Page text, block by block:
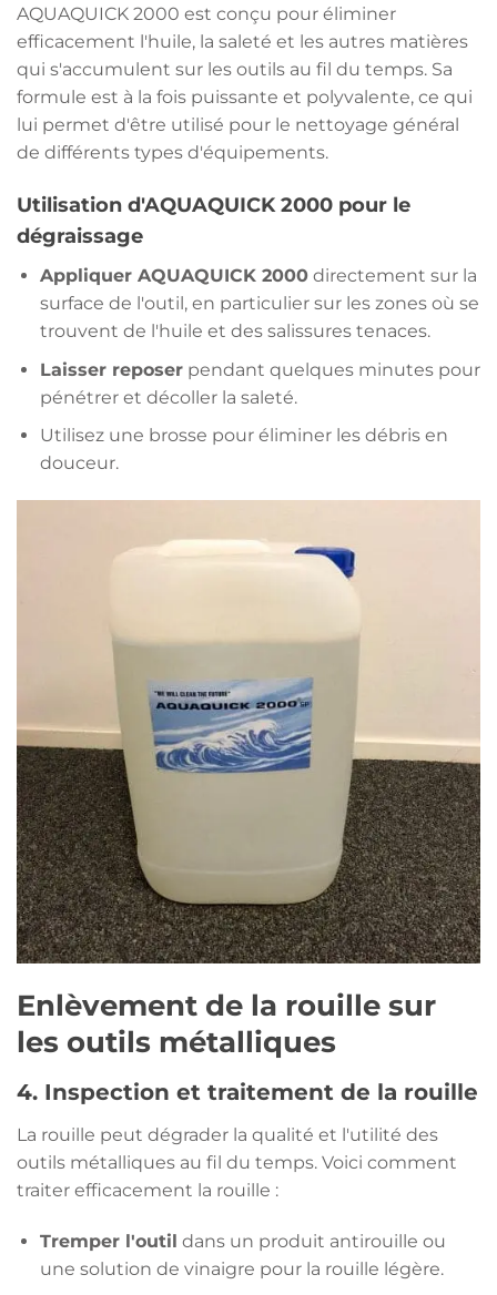
AQUAQUICK 2000 est conçu pour éliminer
efficacement l'huile, la saleté et les autres matières
qui s'accumulent sur les outils au fil du temps. Sa
formule est à la fois puissante et polyvalente, ce qui
lui permet d'être utilisé pour le nettoyage général
de différents types d'équipements.
Utilisation d'AQUAQUICK 2000 pour le
dégraissage
Appliquer AQUAQUICK 2000directement sur la
surface de l'outil, en particulier sur les zones où se
trouvent de l'huile et des salissures tenaces.
Laisser reposerpendant quelques minutes pour
pénétrer et décoller la saleté.
Utilisez une brosse pour éliminer les débris en
douceur.
Enlèvement de la rouille sur
les outils métalliques
4. Inspection et traitement de la rouille
La rouille peut dégrader la qualité et l'utilité des
outils métalliques au fil du temps. Voici comment
traiter efficacement la rouille :
Tremper l'outil dans un produit antirouille ou
une solution de vinaigre pour la rouille légère.